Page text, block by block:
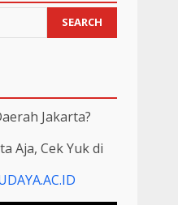
SEARCH
Jakarta?
Aja, Cek Yuk di